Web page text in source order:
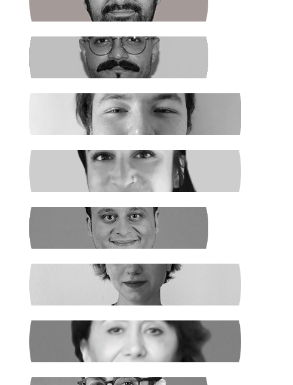
Halkın Kendi Kendini Yönetmesi
FIRAT ÖZTAŞ
AKP Kaybetti
EGE ŞAHİN
Madenciler İşaret Verdi
NURSELİ GÖZÜAÇIK
Şiddetin Faili, Çocukların Katili Kim?
NEHİR SEVİM
Dünya Çapında
ILGIN GÜRSES
Açlık ve Diğer "Çözülemez" Sorunlar
RUKİYE LEYLA SÜREN
Cumhur İttifakı’nın Hedefi: Kadınlar